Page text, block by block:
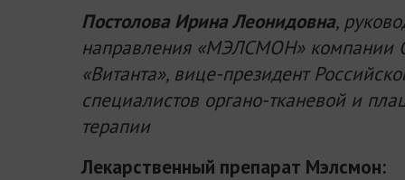
Постолова Ирина Леонидовна,
направления «МЭЛСМОН»
«Витанта», вице-президент
специалистов органо-тканевой и
терапии
Лекарственный препарат Мэлсмон: